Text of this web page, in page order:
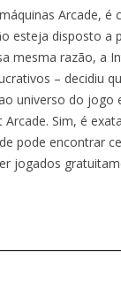
Arcade, é
esteja disposto a
mesma razão, a
– decidiu
universo do jogo
Sim, é
pode encontrar
jogados